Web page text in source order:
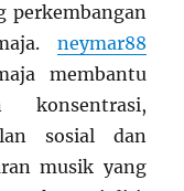
perkembangan
neymar88
membantu
konsentrasi,
sosial dan
musik yang